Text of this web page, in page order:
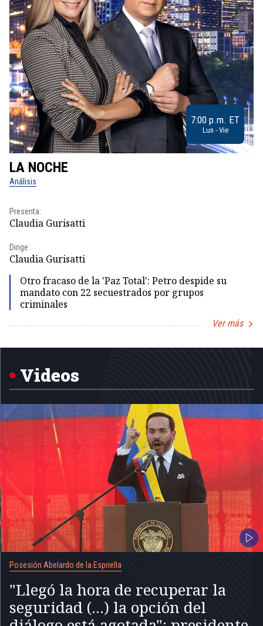
7:00 p.m. ET
Lun - Vie
LA NOCHE
Análisis
Presenta:
Claudia Gurisatti
Dirige:
Claudia Gurisatti
Otro fracaso de la 'Paz Total': Petro despide su
mandato con 22 secuestrados por grupos
criminales
Ver más
1
Videos
Posesión Abelardo de la Espriella
"Llegó la hora de recuperar la
seguridad (...) la opción del